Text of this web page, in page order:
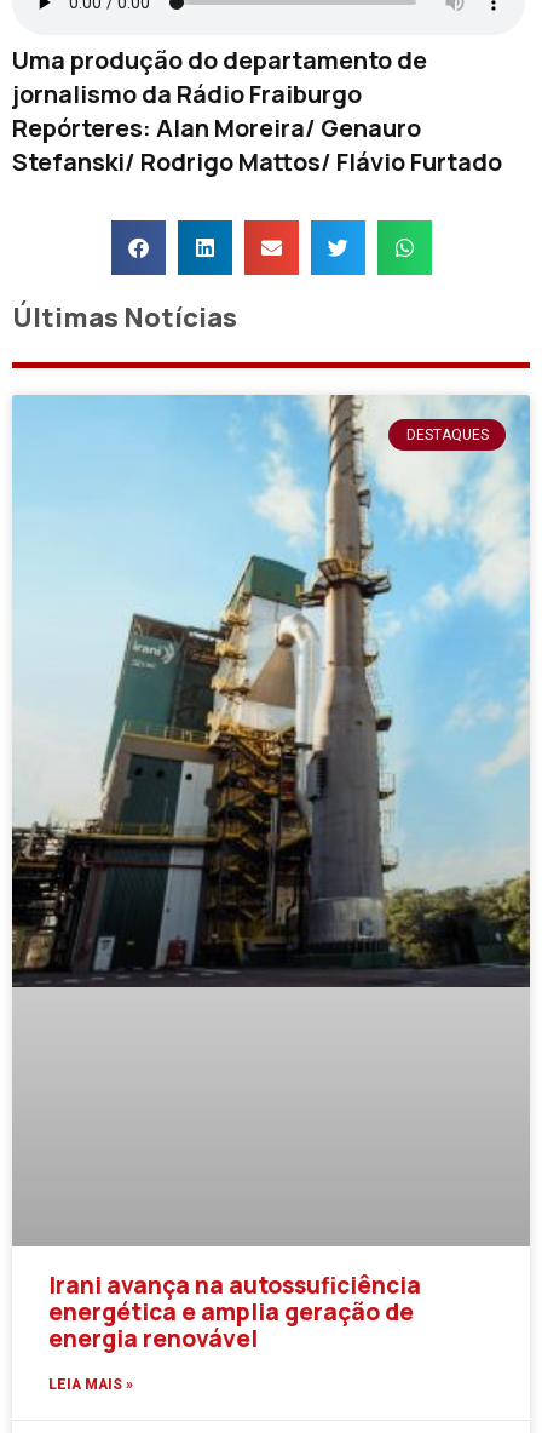
Uma produção do departamento de
jornalismo da Rádio Fraiburgo
Repórteres: Alan Moreira/ Genauro
Stefanski/ Rodrigo Mattos/ Flávio Furtado
Últimas Notícias
DESTAQUES
Irani avança na autossuficiência
energética e amplia geração de
energia renovável
LEIA MAIS »